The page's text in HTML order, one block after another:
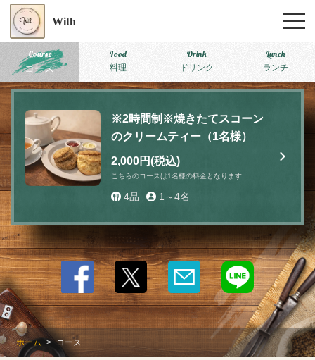
With
Course
コース
Food
料理
Drink
ドリンク
Lunch
ランチ
※2時間制※焼きたてスコーン
のクリームティー（1名様）
2,000円(税込)
こちらのコースは1名様の料金となります
4品 1～4名
ホーム コース
この店舗情報をシェアする
コース | With
東京都台東区駒形２-6-7 AI.Bビル1階